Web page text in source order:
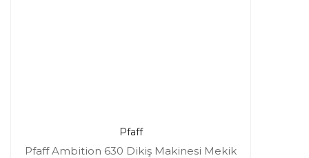
Pfaff
Pfaff Ambition 630 Dikiş Makinesi Mekik